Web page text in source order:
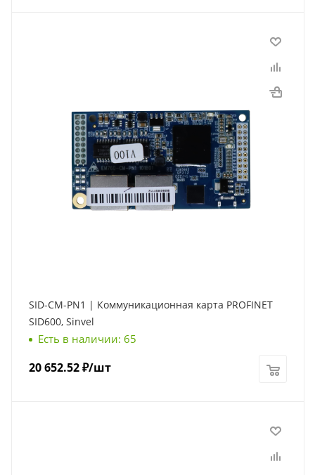
SID-CM-PN1 | Коммуникационная карта PROFINET
SID600, Sinvel
Есть в наличии: 65
20 652.52₽/шт